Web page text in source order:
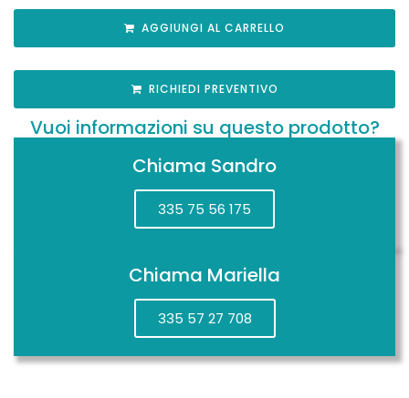
AGGIUNGI AL CARRELLO
RICHIEDI PREVENTIVO
Vuoi informazioni su questo prodotto?
Chiama Sandro
335 75 56 175
Chiama Mariella
335 57 27 708